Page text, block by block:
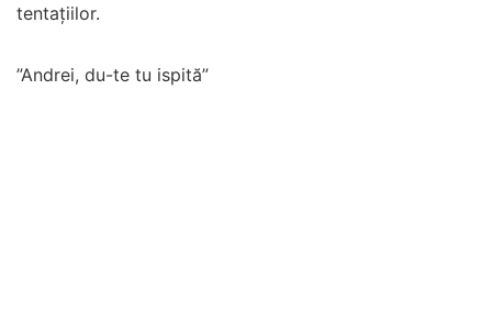
tentațiilor.
”Andrei, du-te tu ispită”